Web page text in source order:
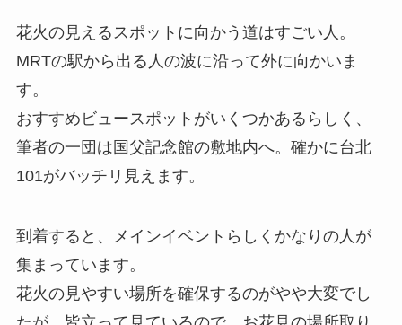
花火の見えるスポットに向かう道はすごい人。
MRTの駅から出る人の波に沿って外に向かいま
す。
おすすめビュースポットがいくつかあるらしく、
筆者の一団は国父記念館の敷地内へ。確かに台北
101がバッチリ見えます。
到着すると、メインイベントらしくかなりの人が
集まっています。
花火の見やすい場所を確保するのがやや大変でし